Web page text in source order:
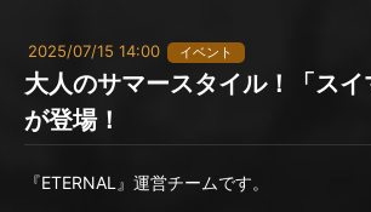
2025/07/15 14:00 イベント
大人のサマースタイル！「スイ
が登場！
『ETERNAL』運営チームです。